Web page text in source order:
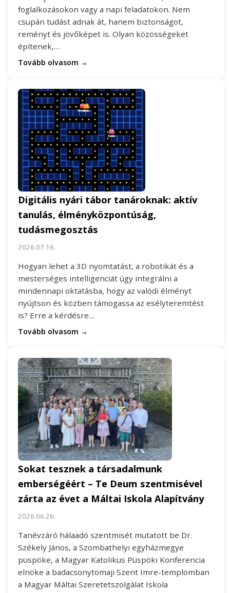
foglalkozásokon vagy a napi feladatokon. Nem
csupán tudást adnak át, hanem biztonságot,
reményt és jövőképet is. Olyan közösségeket
építenek,…
Tovább olvasom →
Digitális nyári tábor tanároknak: aktív
tanulás, élményközpontúság,
tudásmegosztás
2026.07.16.
Hogyan lehet a 3D nyomtatást, a robotikát és a
mesterséges intelligenciát úgy integrálni a
mindennapi oktatásba, hogy az valódi élményt
nyújtson és közben támogassa az esélyteremtést
is? Erre a kérdésre…
Tovább olvasom →
Sokat tesznek a társadalmunk
emberségéért – Te Deum szentmisével
zárta az évet a Máltai Iskola Alapítvány
2026.06.26.
Tanévzáró hálaadó szentmisét mutatott be Dr.
Székely János, a Szombathelyi egyházmegye
püspöke, a Magyar Katolikus Püspöki Konferencia
elnöke a badacsonytomaji Szent Imre-templomban
a Magyar Máltai Szeretetszolgálat Iskola